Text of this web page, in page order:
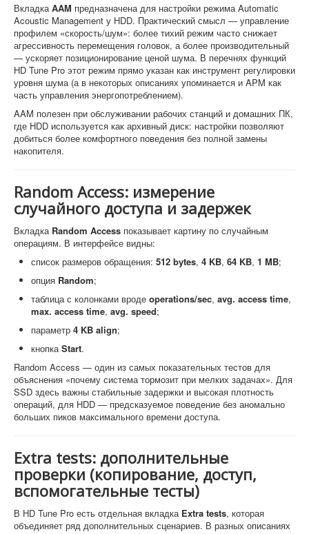
Вкладка AAM предназначена для настройки режима Automatic
Acoustic Management у HDD. Практический смысл — управление
профилем «скорость/шум»: более тихий режим часто снижает
агрессивность перемещения головок, а более производительный
— ускоряет позиционирование ценой шума. В перечнях функций
HD Tune Pro этот режим прямо указан как инструмент регулировки
уровня шума (а в некоторых описаниях упоминается и APM как
часть управления энергопотреблением).
AAM полезен при обслуживании рабочих станций и домашних ПК,
где HDD используется как архивный диск: настройки позволяют
добиться более комфортного поведения без полной замены
накопителя.
Random Access: измерение
случайного доступа и задержек
Вкладка Random Access показывает картину по случайным
операциям. В интерфейсе видны:
список размеров обращения: 512 bytes, 4 KB, 64 KB, 1 MB;
опция Random;
таблица с колонками вроде operations/sec, avg. access time,
max. access time, avg. speed;
параметр 4 KB align;
кнопка Start.
Random Access — один из самых показательных тестов для
объяснения «почему система тормозит при мелких задачах». Для
SSD здесь важны стабильные задержки и высокая плотность
операций, для HDD — предсказуемое поведение без аномально
больших пиков максимального времени доступа.
Extra tests: дополнительные
проверки (копирование, доступ,
вспомогательные тесты)
В HD Tune Pro есть отдельная вкладка Extra tests, которая
объединяет ряд дополнительных сценариев. В разных описаниях